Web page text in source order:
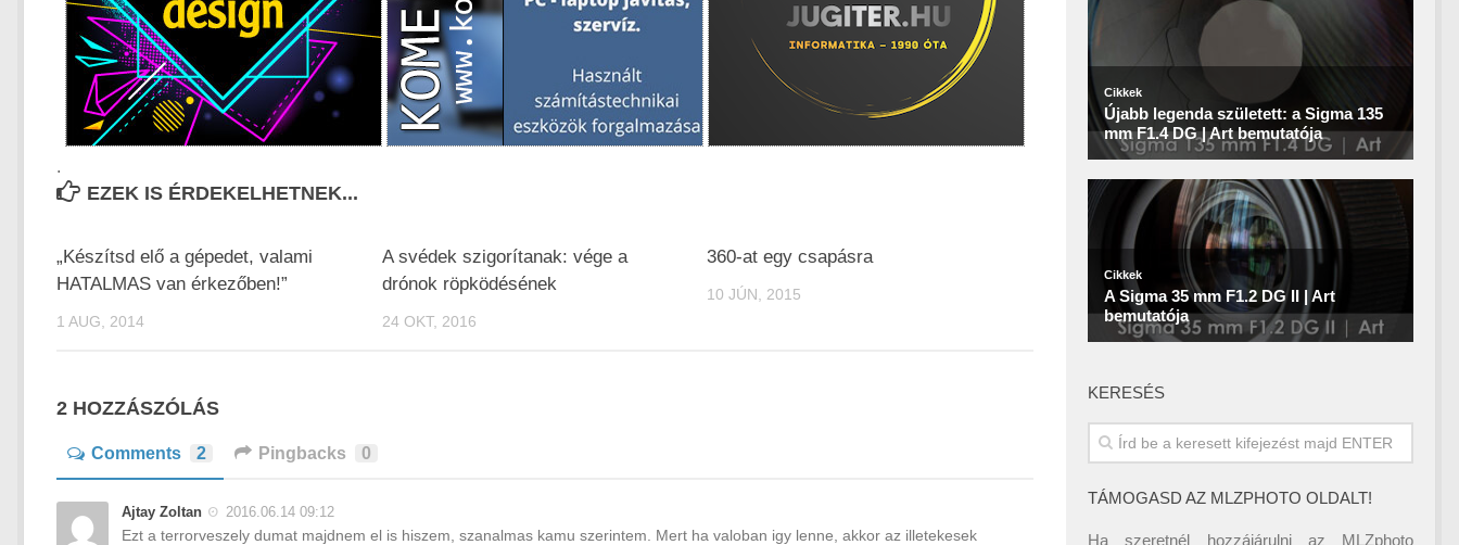
.
EZEK IS ÉRDEKELHETNEK...
„Készítsd elő a gépedet, valami
HATALMAS van érkezőben!”
1 AUG, 2014
A svédek szigorítanak: vége a
drónok röpködésének
24 OKT, 2016
360-at egy csapásra
10 JÚN, 2015
2 HOZZÁSZÓLÁS
Comments 2 Pingbacks 0
Ajtay Zoltan 2016.06.14 09:12
Ezt a terrorveszely dumat majdnem el is hiszem, szanalmas kamu szerintem. Mert ha valoban igy lenne, akkor az illetekesek
KERESÉS
TÁMOGASD AZ MLZPHOTO OLDALT!
Ha szeretnél hozzájárulni az MLZphoto